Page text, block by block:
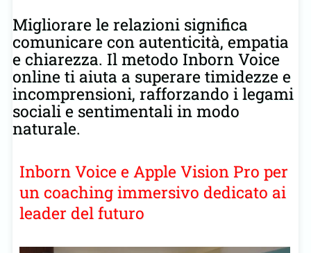
Migliorare le relazioni significa
comunicare con autenticità, empatia
e chiarezza. Il metodo Inborn Voice
online ti aiuta a superare timidezze e
incomprensioni, rafforzando i legami
sociali e sentimentali in modo
naturale.
Inborn Voice e Apple Vision Pro per
un coaching immersivo dedicato ai
leader del futuro